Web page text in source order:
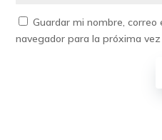
Guardar mi nombre,
navegador para la próxima